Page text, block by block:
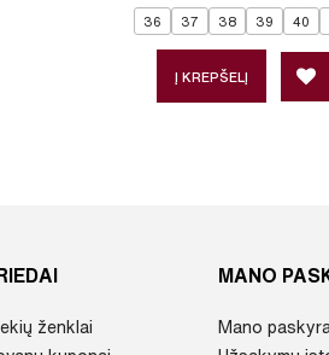
36 37 38 39 40
Į KREPŠELĮ
ženklai
MANO
Mano